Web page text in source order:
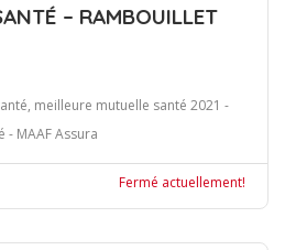
– RAMBOUILLET
meilleure mutuelle santé 2021 -
- MAAF Assura
Fermé actuellement!